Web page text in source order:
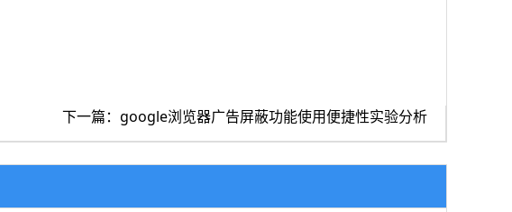
下一篇：google浏览器广告屏蔽功能使用便捷性实验分析